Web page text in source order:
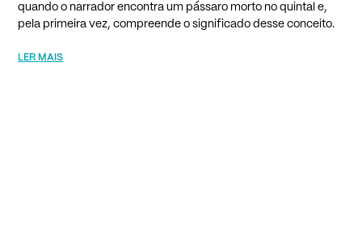
quando o narrador encontra um pássaro morto no quintal e,
pela primeira vez, compreende o significado desse conceito.
LER MAIS